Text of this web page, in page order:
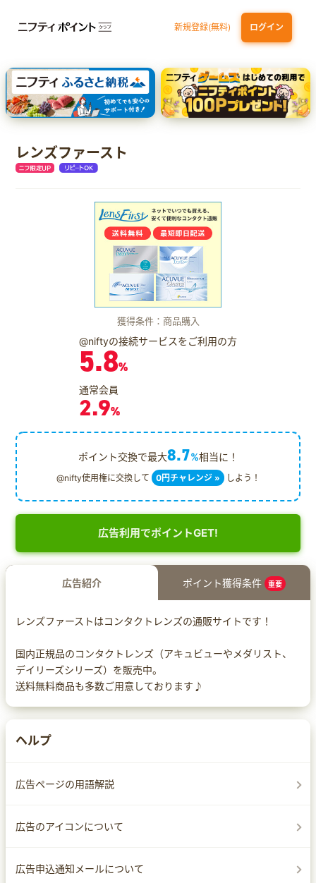
新規登録(無料) ログイン
三井住友カード ゴールド（NL）（家族カード発行） dカード GOLD
【実質初月無料】DMM | Disney+(ディズニープラス) セットプラン
SBI証券 確定拠出年金（iDeCo）
レンズファースト
獲得条件：商品購入
@niftyの接続サービスをご利用の方
5.8%
通常会員
2.9%
ポイント交換で最大8.7%相当に！
@nifty使用権に交換して 0円チャレンジ » しよう！
広告利用でポイントGET!
広告紹介 ポイント獲得条件 重要
レンズファーストはコンタクトレンズの通販サイトです！
国内正規品のコンタクトレンズ（アキュビューやメダリスト、
デイリーズシリーズ）を販売中。
送料無料商品も多数ご用意しております♪
ヘルプ
広告ページの用語解説
広告のアイコンについて
広告申込通知メールについて